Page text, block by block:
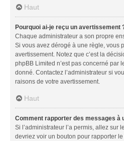
Haut
Pourquoi ai-je reçu un avertissement
Chaque administrateur a son propre
Si vous avez dérogé à une règle, vous
avertissement. Notez que c’est la
phpBB Limited n’est pas concerné par
donné. Contactez l’administrateur si
raisons de votre avertissement.
Haut
Comment rapporter des messages à
Si l’administrateur l’a permis, allez sur
devriez voir un bouton pour rapporter